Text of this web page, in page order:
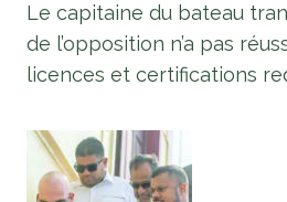
Le capitaine du bateau
de l’opposition n’a pas
licences et certifications